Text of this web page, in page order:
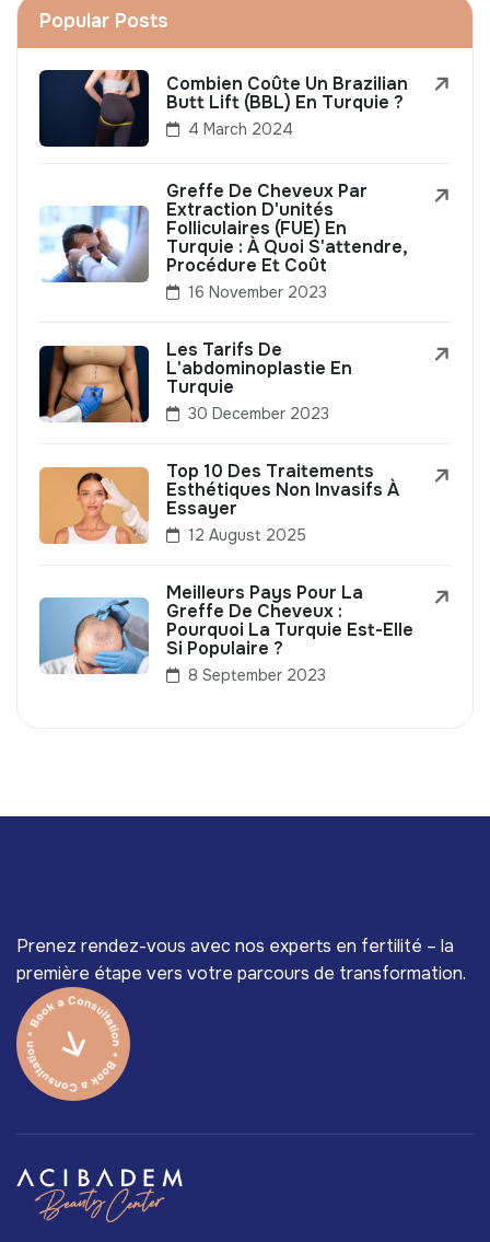
Popular Posts
Combien Coûte Un Brazilian
Butt Lift (BBL) En Turquie ?
4 March 2024
Greffe De Cheveux Par
Extraction D'unités
Folliculaires (FUE) En
Turquie : À Quoi S'attendre,
Procédure Et Coût
16 November 2023
Les Tarifs De
L'abdominoplastie En
Turquie
30 December 2023
Top 10 Des Traitements
Esthétiques Non Invasifs À
Essayer
12 August 2025
Meilleurs Pays Pour La
Greffe De Cheveux :
Pourquoi La Turquie Est-Elle
Si Populaire ?
8 September 2023
Prenez rendez-vous avec nos experts en fertilité – la
première étape vers votre parcours de transformation.